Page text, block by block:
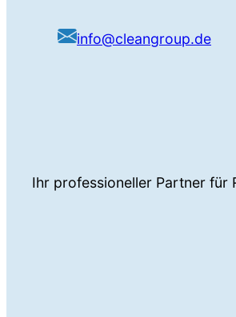
info@cleangroup.de
Ihr professioneller Partner für